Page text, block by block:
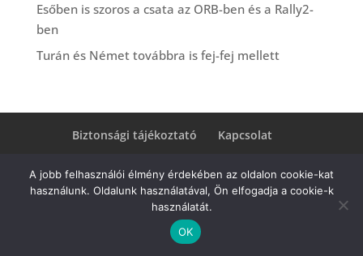
Esőben is szoros a csata az ORB-ben és a Rally2-
ben
Turán és Német továbbra is fej-fej mellett
Biztonsági tájékoztató Kapcsolat
Copyright 2023 TRP Hungary Kft.
A jobb felhasználói élmény érdekében az oldalon cookie-kat
használunk. Oldalunk használatával, Ön elfogadja a cookie-k
használatát.
OK